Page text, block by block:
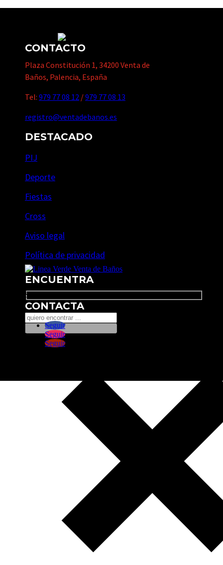
CONTACTO
Plaza Constitución 1, 34200 Venta de
Baños, Palencia, España
Tel: 979 77 08 12 /979 77 08 13
registro@ventadebanos.es
DESTACADO
PIJ
Deporte
Fiestas
Cross
Aviso legal
Política de privacidad
ENCUENTRA
Search
CONTACTA
Seguir
Seguir
Seguir